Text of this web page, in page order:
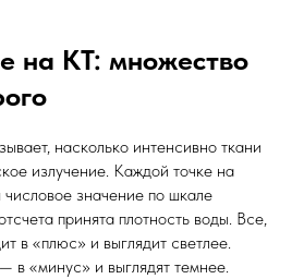
на КТ: множество
насколько интенсивно ткани
излучение. Каждой точке на
значение по шкале
принята плотность воды. Все,
в «плюс» и выглядит светлее.
в «минус» и выглядят темнее.